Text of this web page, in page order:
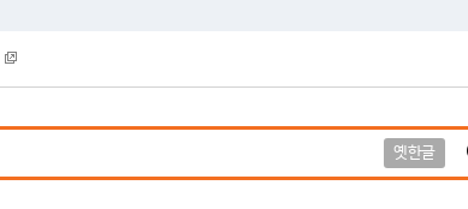
옛한글